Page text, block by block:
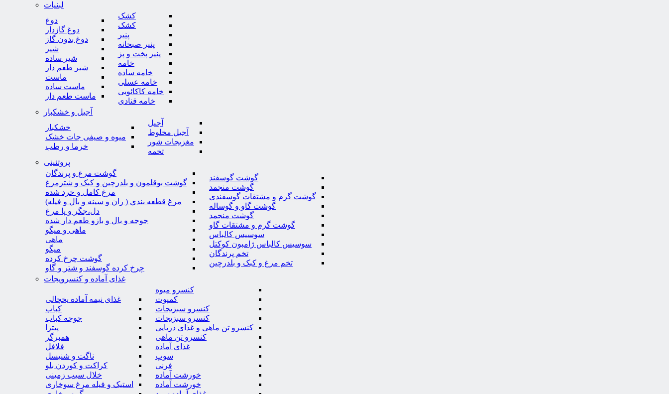
لبنیات
کشک
کشک
پنیر
پنیر صبحانه
پنیر پخت و پز
خامه
خامه ساده
خامه عسلی
خامه کاکائویی
خامه قنادی
دوغ
دوغ گازدار
دوغ بدون گاز
شیر
شیر ساده
شیر طعم دار
ماست
ماست ساده
ماست طعم دار
آجیل و خشکبار
آجیل
آجیل مخلوط
مغزیجات شور
تخمه
خشکبار
میوه و صیفی جات خشک
خرما و رطب
پروتئینی
گوشت گوسفند
گوشت منجمد
گوشت گرم و مشتقات گوسفندی
گوشت گاو و گوساله
گوشت منجمد
گوشت گرم و مشتقات گاو
سوسیس کالباس
سوسیس کالباس ژامبون کوکتل
تخم پرندگان
تخم مرغ و کبک و بلدرچین
گوشت مرغ و پرندگان
گوشت بوقلمون و بلدرچین و کبک و شترمرغ
مرغ کامل و خرد شده
مرغ قطعه بندي ( ران و سينه و بال و فيله)
دل،جگر و پا مرغ
جوجه و بال و بازو طعم دار شده
ماهی و میگو
ماهی
میگو
گوشت چرخ کرده
چرخ کرده گوسفند و شتر و گاو
غذای آماده و کنسرویجات
کنسرو میوه
کمپوت
کنسرو سبزیجات
کنسرو سبزیجات
کنسرو تن ماهی و غذای دریایی
کنسرو تن ماهی
غذای آماده
سوپ
فرنی
خورشت آماده
خورشت آماده
غذای نیمه آماده یخچالی
کباب
جوجه کباب
پیتزا
همبرگر
فلافل
ناگت و شنیسل
کراکت و کوردن بلو
خلال سیب زمینی
استیک و فیله مرغ سوخاری